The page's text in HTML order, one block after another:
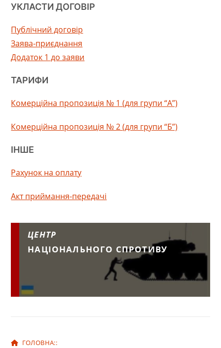
УКЛАСТИ ДОГОВІР
Публічний договір
Заява-приєднання
Додаток 1 до заяви
ТАРИФИ
Комерційна пропозиція № 1 (для групи “А”)
Комерційна пропозиція № 2 (для групи “Б”)
ІНШЕ
Рахунок на оплату
Акт приймання-передачі
ЦЕНТР
НАЦІОНАЛЬНОГО СПРОТИВУ
ГОЛОВНА::